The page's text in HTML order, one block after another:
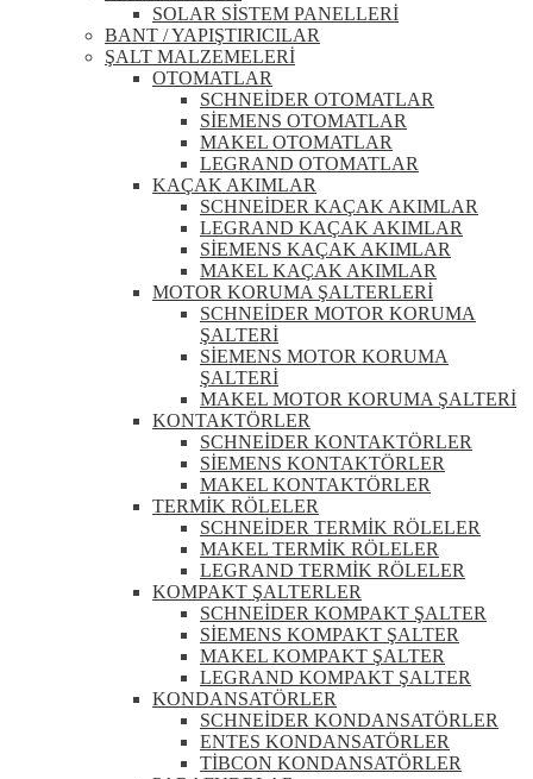
SOLAR SİSTEM PANELLERİ
BANT / YAPIŞTIRICILAR
ŞALT MALZEMELERİ
OTOMATLAR
SCHNEİDER OTOMATLAR
SİEMENS OTOMATLAR
MAKEL OTOMATLAR
LEGRAND OTOMATLAR
KAÇAK AKIMLAR
SCHNEİDER KAÇAK AKIMLAR
LEGRAND KAÇAK AKIMLAR
SİEMENS KAÇAK AKIMLAR
MAKEL KAÇAK AKIMLAR
MOTOR KORUMA ŞALTERLERİ
SCHNEİDER MOTOR KORUMA
ŞALTERİ
SİEMENS MOTOR KORUMA
ŞALTERİ
MAKEL MOTOR KORUMA ŞALTERİ
KONTAKTÖRLER
SCHNEİDER KONTAKTÖRLER
SİEMENS KONTAKTÖRLER
MAKEL KONTAKTÖRLER
TERMİK RÖLELER
SCHNEİDER TERMİK RÖLELER
MAKEL TERMİK RÖLELER
LEGRAND TERMİK RÖLELER
KOMPAKT ŞALTERLER
SCHNEİDER KOMPAKT ŞALTER
SİEMENS KOMPAKT ŞALTER
MAKEL KOMPAKT ŞALTER
LEGRAND KOMPAKT ŞALTER
KONDANSATÖRLER
SCHNEİDER KONDANSATÖRLER
ENTES KONDANSATÖRLER
TİBCON KONDANSATÖRLER